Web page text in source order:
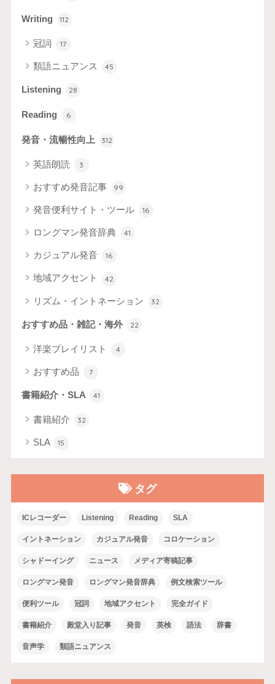
Writing 112
冠詞 17
類語ニュアンス 45
Listening 28
Reading 6
発音・流暢性向上 312
英語朗読 3
おすすめ発音記事 99
発音便利サイト・ツール 16
ロングマン発音辞典 41
カジュアル発音 16
地域アクセント 42
リズム・イントネーション 32
おすすめ品・雑記・海外 22
洋楽プレイリスト 4
おすすめ品 7
書籍紹介・SLA 41
書籍紹介 32
SLA 15
タグ
ICレコーダー Listening Reading SLA
イントネーション カジュアル発音 コロケーション
シャドーイング ニュース メディア寄稿記事
ロングマン発音 ロングマン発音辞典 例文検索ツール
便利ツール 冠詞 地域アクセント 完全ガイド
書籍紹介 殿堂入り記事 発音 英検 語法 辞書
音声学 類語ニュアンス